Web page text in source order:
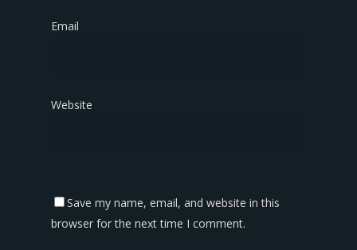
Email
Website
Save my name, email, and website in this
browser for the next time I comment.